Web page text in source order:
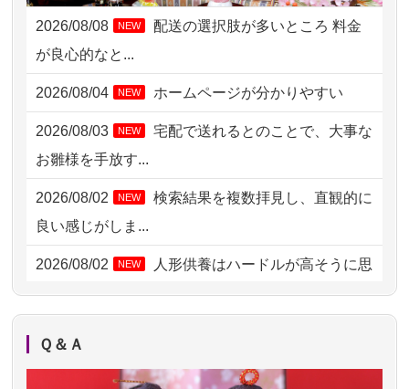
2026/08/06 06:48 横浜市の方からお申込み
2026/08/04 15:40 千葉県の方からお申込み
2026/08/04 14:04
2026/08/04 00:38 中野区の方からお申込み
2026/08/03 21:17 愛知県の方からお申込み
2026/08/02 18:47
2026/08/02 11:15 千葉県の方からお申込み
2026/08/08 NEW
配送の選択肢が多いところ 料金
が良心的なと...
2026/08/04 NEW ホームページが分かりやすい
2026/08/03 NEW
宅配で送れるとのことで、大事な
お雛様を手放す...
2026/08/02 NEW
検索結果を複数拝見し、直観的に
良い感じがしま...
2026/08/02 NEW
人形供養はハードルが高そうに思
えるのですが、...
Ｑ＆Ａ